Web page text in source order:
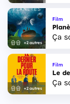
+2 autres
Film
Ça
+2 autres
Film
Le
Ça